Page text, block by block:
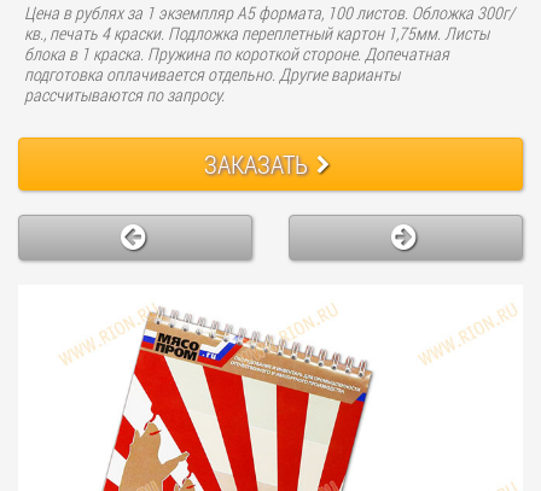
Цена в рублях за 1 экземпляр А5 формата, 100 листов. Обложка 300г/
кв., печать 4 краски. Подложка переплетный картон 1,75мм. Листы
блока в 1 краска. Пружина по короткой стороне. Допечатная
подготовка оплачивается отдельно. Другие варианты
рассчитываются по запросу.
ЗАКАЗАТЬ